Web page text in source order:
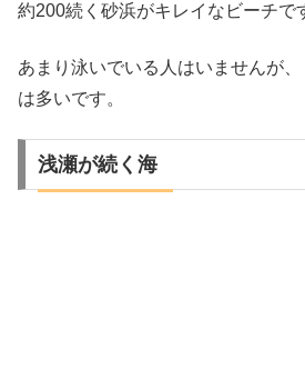
約200続く砂浜がキレイなビーチで
あまり泳いでいる人はいませんが
は多いです。
浅瀬が続く海